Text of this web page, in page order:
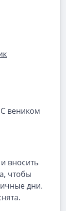
С веником
вносить
чтобы
дни.